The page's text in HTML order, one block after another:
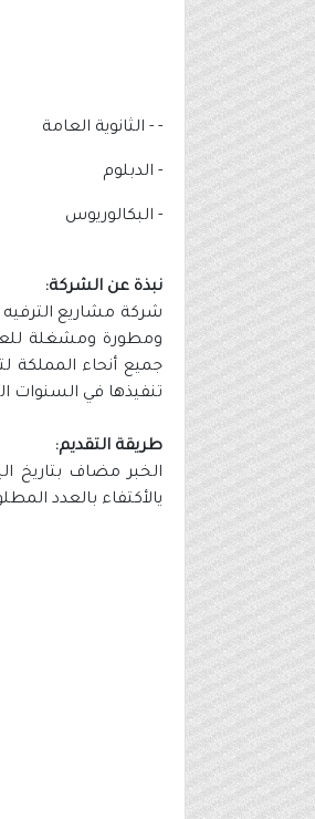
- - الثانوية العامة
- الدبلوم
- البكالوريوس
نبذة عن الشركة:
ومطورة ومشغلة
جميع أنحاء المملكة
تنفيذها في السنوات
طريقة التقديم:
يالأكتفاء بالعدد